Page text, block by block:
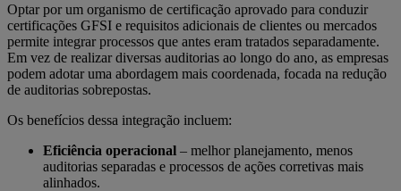
Optar por um organismo de certificação aprovado para conduzir
certificações GFSI e requisitos adicionais de clientes ou mercados
permite integrar processos que antes eram tratados separadamente.
Em vez de realizar diversas auditorias ao longo do ano, as empresas
podem adotar uma abordagem mais coordenada, focada na redução
de auditorias sobrepostas.
Os benefícios dessa integração incluem:
Eficiência operacional – melhor planejamento, menos
auditorias separadas e processos de ações corretivas mais
alinhados.